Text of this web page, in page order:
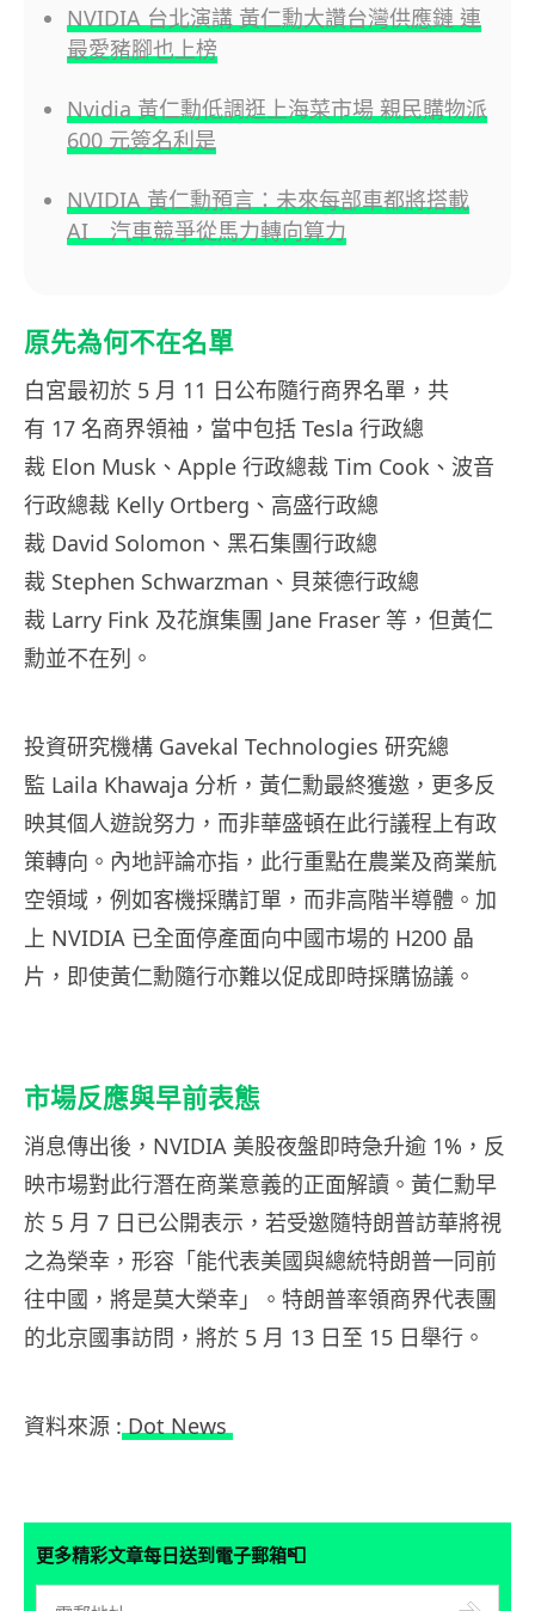
NVIDIA 台北演講 黃仁勳大讚台灣供應鏈 連
最愛豬腳也上榜
Nvidia 黃仁勳低調逛上海菜市場 親民購物派
600 元簽名利是
NVIDIA 黃仁勳預言：未來每部車都將搭載
AI 汽車競爭從馬力轉向算力
原先為何不在名單
白宮最初於 5 月 11 日公布隨行商界名單，共
有 17 名商界領袖，當中包括 Tesla 行政總
裁 Elon Musk、Apple 行政總裁 Tim Cook、波音
行政總裁 Kelly Ortberg、高盛行政總
裁 David Solomon、黑石集團行政總
裁 Stephen Schwarzman、貝萊德行政總
裁 Larry Fink 及花旗集團 Jane Fraser 等，但黃仁
勳並不在列。
投資研究機構 Gavekal Technologies 研究總
監 Laila Khawaja 分析，黃仁勳最終獲邀，更多反
映其個人遊說努力，而非華盛頓在此行議程上有政
策轉向。內地評論亦指，此行重點在農業及商業航
空領域，例如客機採購訂單，而非高階半導體。加
上 NVIDIA 已全面停產面向中國市場的 H200 晶
片，即使黃仁勳隨行亦難以促成即時採購協議。
市場反應與早前表態
消息傳出後，NVIDIA 美股夜盤即時急升逾 1%，反
映市場對此行潛在商業意義的正面解讀。黃仁勳早
於 5 月 7 日已公開表示，若受邀隨特朗普訪華將視
之為榮幸，形容「能代表美國與總統特朗普一同前
往中國，將是莫大榮幸」。特朗普率領商界代表團
的北京國事訪問，將於 5 月 13 日至 15 日舉行。
資料來源 :Dot News
更多精彩文章每日送到電子郵箱📮